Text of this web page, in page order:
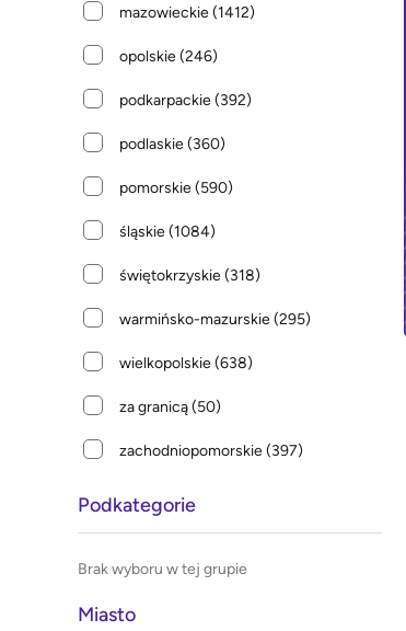
mazowieckie(1412)
opolskie(246)
podkarpackie(392)
podlaskie(360)
pomorskie(590)
śląskie(1084)
świętokrzyskie(318)
warmińsko-mazurskie(295)
wielkopolskie(638)
za granicą(50)
zachodniopomorskie(397)
Podkategorie
Brak wyboru w tej grupie
Miasto